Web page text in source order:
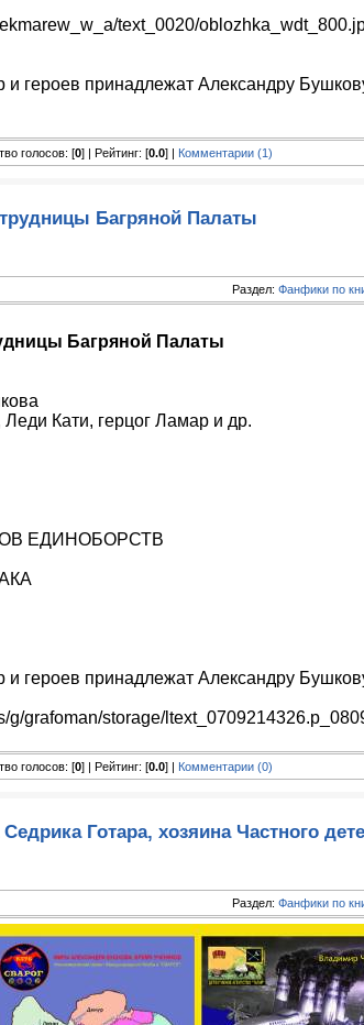
text_0020/
героев принадлежат Александру
голосов: [0] | Рейтинг: [0.0] | Комментарии (1)
Багряной Палаты
Раздел: Фанфики по
Багряной Палаты
Кати, герцог Ламар и др.
ЕДИНОБОРСТВ
героев принадлежат Александру
g/grafoman/storage/
голосов: [0] | Рейтинг: [0.0] | Комментарии (0)
Готара, хозяина Частного
Раздел: Фанфики по